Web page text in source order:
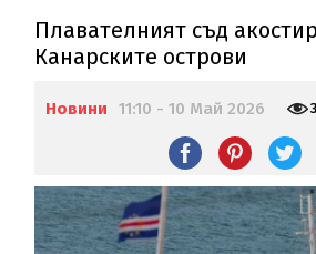
Плавателният съд
Канарските острови
Новини 11:10 - 10 Май 2026